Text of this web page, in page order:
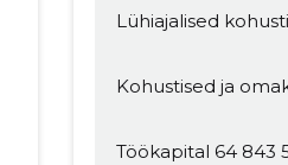
Lühiajalised
Kohustised ja
Töökapital 64 843